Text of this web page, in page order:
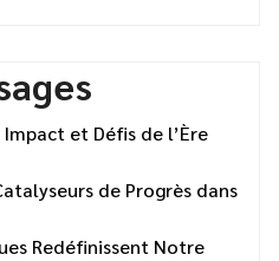
et Défis de l’Ère
de Progrès dans
Redéfinissent Notre